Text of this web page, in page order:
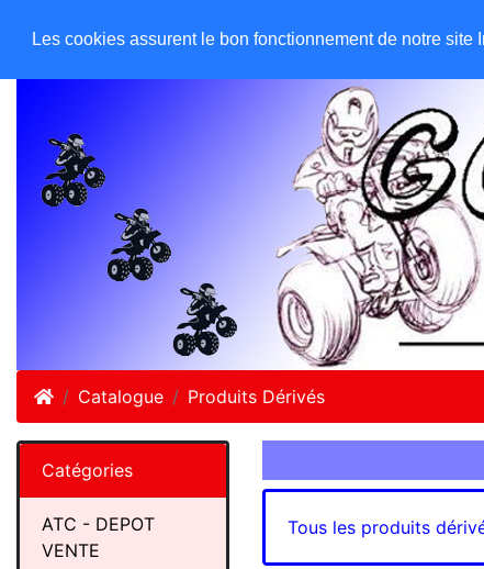
Les cookies assurent le bon fonctionnement de notre
GO ATC EQUIPEMENTS Accueil
Accueil
Catalogue Produits Dérivés
Tous les produits
Catégories
ATC - DEPOT
VENTE